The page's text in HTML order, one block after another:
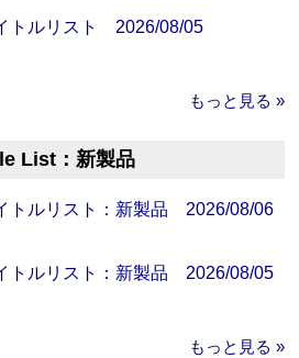
トルリスト 2026/08/05
もっと見る »
List：新製品
トルリスト：新製品 2026/08/06
トルリスト：新製品 2026/08/05
もっと見る »